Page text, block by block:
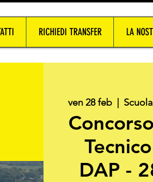
RICHIEDI TRANSFER LA
ven 28 feb
  |
DAP -